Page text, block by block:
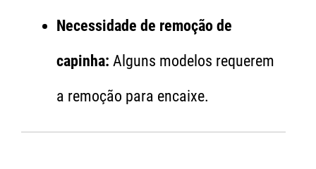
Necessidade de remoção de
capinha: Alguns modelos requerem
a remoção para encaixe.